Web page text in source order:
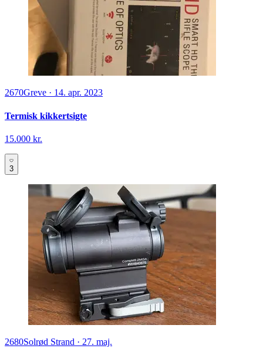
2670Greve · 14. apr. 2023
Termisk kikkertsigte
15.000 kr.
3
2680Solrød Strand · 27. maj.